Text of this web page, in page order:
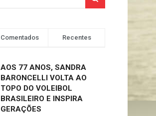
Comentados Recentes
AOS 77 ANOS, SANDRA
BARONCELLI VOLTA AO
TOPO DO VOLEIBOL
BRASILEIRO E INSPIRA
GERAÇÕES